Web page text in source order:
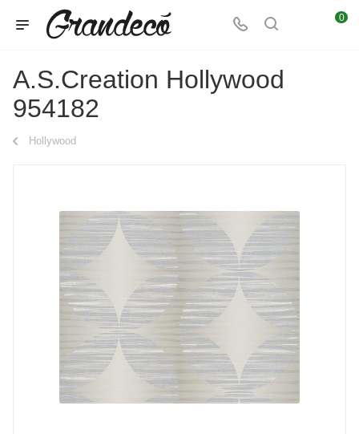
0
A.S.Creation Hollywood
954182
Hollywood